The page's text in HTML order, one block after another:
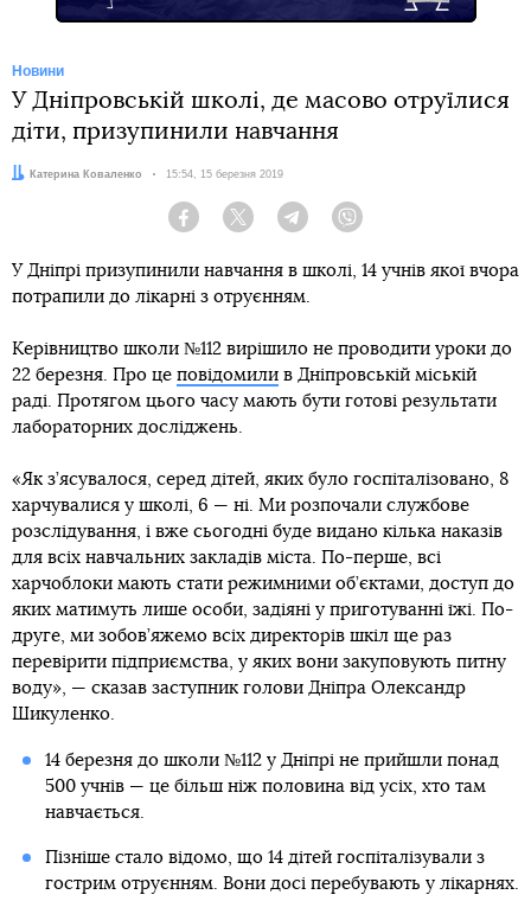
Новини
У Дніпровській школі, де масово отруїлися
діти, призупинили навчання
Автор:Катерина Коваленко Дата:
15:54, 15 березня 2019
Facebook Twitter Telegram
У Дніпрі призупинили навчання в школі, 14 учнів якої вчора
потрапили до лікарні з отруєнням.
Керівництво школи №112 вирішило не проводити уроки до
22 березня. Про це повідомили в Дніпровській міській
раді. Протягом цього часу мають бути готові результати
лабораторних досліджень.
«Як з’ясувалося, серед дітей, яких було госпіталізовано, 8
харчувалися у школі, 6 — ні. Ми розпочали службове
розслідування, і вже сьогодні буде видано кілька наказів
для всіх навчальних закладів міста. По-перше, всі
харчоблоки мають стати режимними об’єктами, доступ до
яких матимуть лише особи, задіяні у приготуванні їжі. По-
друге, ми зобов’яжемо всіх директорів шкіл ще раз
перевірити підприємства, у яких вони закуповують питну
воду», — сказав заступник голови Дніпра Олександр
Шикуленко.
14 березня до школи №112 у Дніпрі не прийшли понад
500 учнів — це більш ніж половина від усіх, хто там
навчається.
Пізніше стало відомо, що 14 дітей госпіталізували з
гострим отруєнням. Вони досі перебувають у лікарнях.